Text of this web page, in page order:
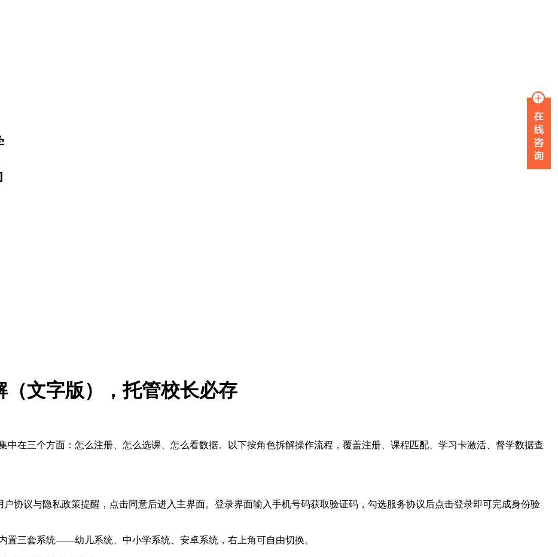
文字版），托管校长必存
在三个方面：怎么注册、怎么选课、怎么看数据。以下按角色拆解操作流程，覆盖注册、课程匹配、学习卡激活、督学数据查
协议与隐私政策提醒，点击同意后进入主界面。登录界面输入手机号码获取验证码，勾选服务协议后点击登录即可完成身份验
置三套系统——幼儿系统、中小学系统、安卓系统，右上角可自由切换。